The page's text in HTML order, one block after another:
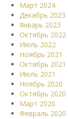
Март 2024
Декабрь 2023
Январь 2023
Октябрь 2022
Июль 2022
Ноябрь 2021
Октябрь 2021
Июль 2021
Ноябрь 2020
Октябрь 2020
Март 2020
Февраль 2020